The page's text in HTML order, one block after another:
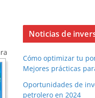
Noticias de
Cómo optimizar tu
Mejores prácticas
Oportunidades de
petrolero en 2024